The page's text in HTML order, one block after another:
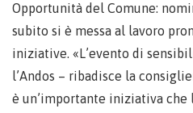
Opportunità del Comune:
subito si è messa al lavoro
iniziative. «L’evento di
l’Andos – ribadisce la
è un’importante iniziativa che